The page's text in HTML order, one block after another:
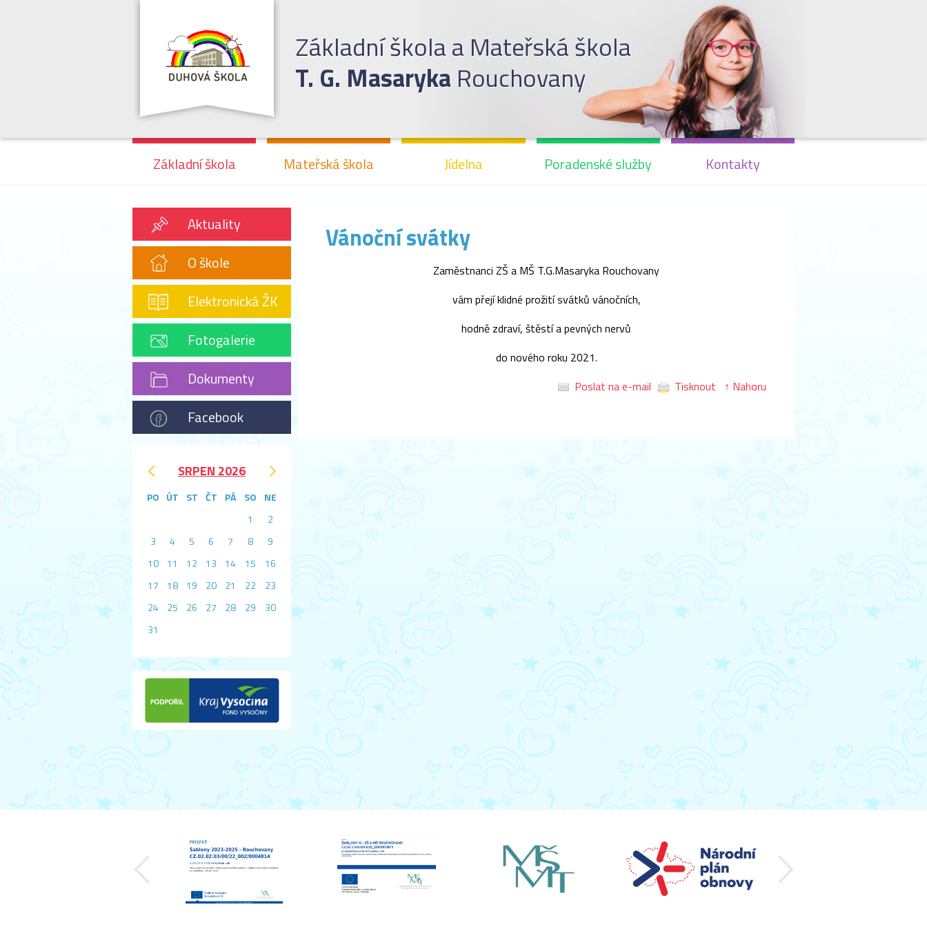
Základní škola a Mateřská škola
T. G. Masaryka Rouchovany
Základní škola Mateřská škola Jídelna Poradenské služby Kontakty
Vánoční svátky
Zaměstnanci ZŠ a MŠ T.G.Masaryka Rouchovany
vám přejí klidné prožití svátků vánočních,
hodně zdraví, štěstí a pevných nervů
do nového roku 2021.
Poslat na e-mail
Tisknout ↑ Nahoru
Aktuality
O škole
Elektronická ŽK
Fotogalerie
Dokumenty
Facebook
SRPEN 2026
PO ÚT ST ČT PÁ SO
NE
1
2
3
4 5 6 7 8
9
10
11 12 13 14 15
16
17
18 19 20 21 22
23
24
25 26 27 28 29
30
31